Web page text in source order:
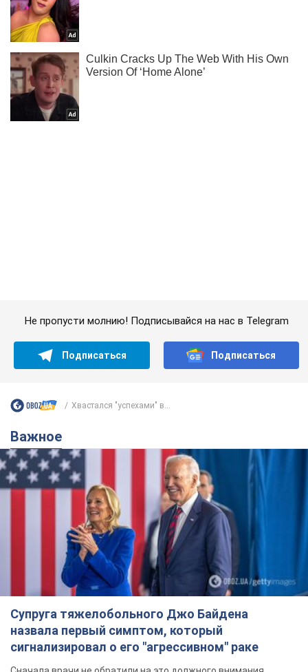
Супруга тяжелобольного Джо Байдена
назвала первый симптом, который
сигнализировал о его "агрессивном" раке
Сначала врачи не обратили на это должного внимания
12,2 т.
Ее убила Россия: умерла 13-летняя
девочка, раненая в результате
российской атаки на Сумскую
В тот день во время российского обстрела
погибли ее брат, отчим и бабушка